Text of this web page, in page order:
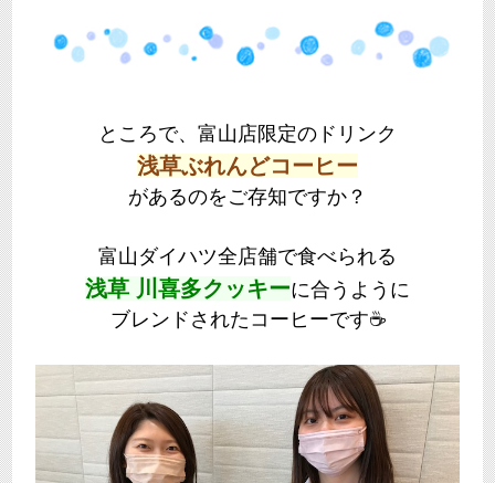
ところで、富山店限定のドリンク
浅草ぶれんどコーヒー
があるのをご存知ですか？
富山ダイハツ全店舗で食べられる
浅草 川喜多クッキーに合うように
ブレンドされたコーヒーです☕